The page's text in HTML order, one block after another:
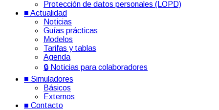
Protección de datos personales (LOPD)
■ Actualidad
Noticias
Guías prácticas
Modelos
Tarifas y tablas
Agenda
🔒 Noticias para colaboradores
■ Simuladores
Básicos
Externos
■ Contacto